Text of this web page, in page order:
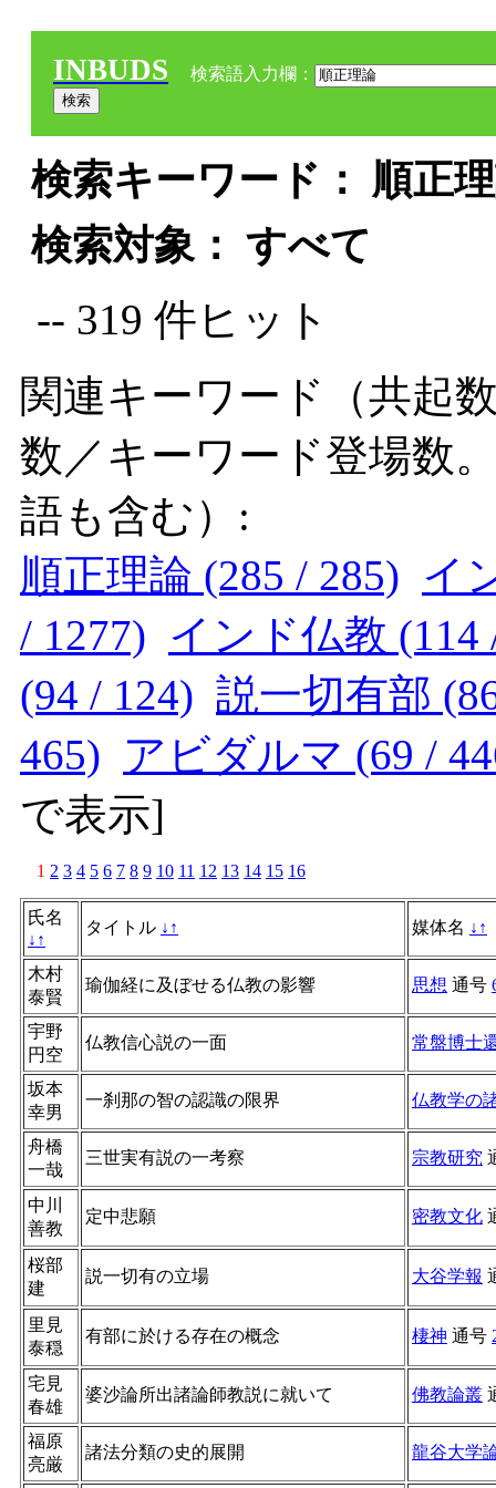
INBUDS 検索語入力欄：
検索キーワード： 順正
検索対象： すべて
-- 319 件ヒット
関連キーワード（共起
数／キーワード登場数
語も含む）:
順正理論 (285 / 285) イ
/ 1277) インド仏教 (114
(94 / 124) 説一切有部
465) アビダルマ (69 /
で表示]
1 2 3 4 5 6 7 8 9 10 11 12 13 14 15 16
氏名
↓ ↑
タイトル ↓ ↑ 媒体名 ↓ ↑
木村
泰賢
瑜伽経に及ぼせる仏教の影響 思想 通号
宇野
円空
仏教信心説の一面 常盤博士
坂本
幸男
一刹那の智の認識の限界 仏教学の
舟橋
一哉
三世実有説の一考察 宗教研究
中川
善教
定中悲願 密教文化
桜部
建
説一切有の立場 大谷学報
里見
泰穏
有部に於ける存在の概念 棲神 通号
宅見
春雄
婆沙論所出諸論師教説に就いて 佛教論叢
福原
亮厳
諸法分類の史的展開 龍谷大学